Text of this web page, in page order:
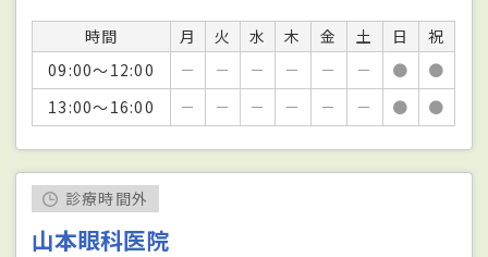
時間 月 火 水 木 金 土 日
祝
09:00～12:00
－ － － － － － ●
●
13:00～16:00
－ － － － － － ● ●
診療時間外
山本眼科医院